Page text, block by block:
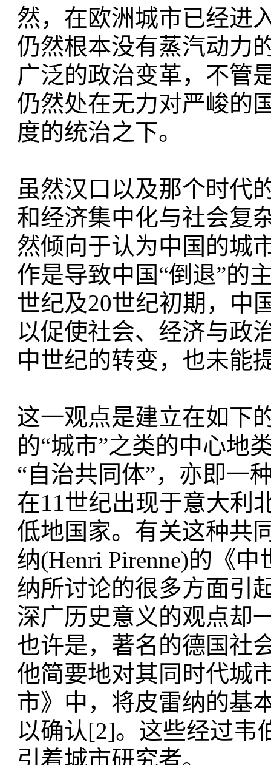
然，在欧洲城市已经进
仍然根本没有蒸汽动力
广泛的政治变革，不管
仍然处在无力对严峻的
度的统治之下。
虽然汉口以及那个时代
和经济集中化与社会复
然倾向于认为中国的城
作是导致中国“倒退”的
世纪及20世纪初期，中
以促使社会、经济与政
中世纪的转变，也未能
这一观点是建立在如下
的“城市”之类的中心地
“自治共同体”，亦即一
在11世纪出现于意大利
低地国家。有关这种共
纳(Henri Pirenne)的《
纳所讨论的很多方面引
深广历史意义的观点却
也许是，著名的德国社
他简要地对其同时代城
市》中，将皮雷纳的基
以确认[2]。这些经过韦
引着城市研究者。